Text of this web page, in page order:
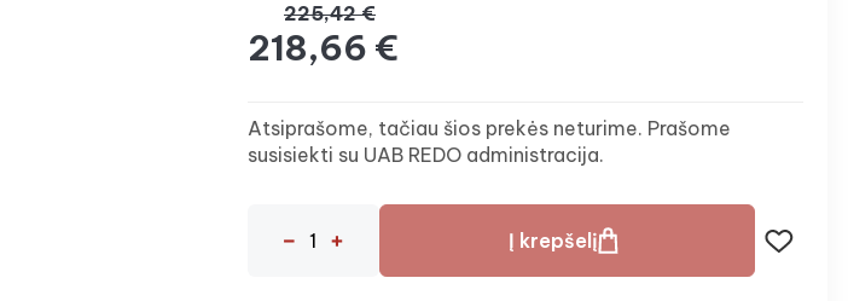
225,42 €
218,66 €
Atsiprašome, tačiau šios prekės neturime. Prašome
susisiekti su UAB REDO administracija.
Į krepšelį